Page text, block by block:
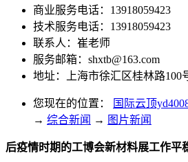
商业服务电话：13918059423
技术服务电话：13918059423
联系人：崔老师
服务邮箱： shxtb@163.com
地址：上海市徐汇区桂林路100
您现在的位置：
国际云顶
→ 综合新闻 → 图片新闻
后疫情时期的工博会新材料展工作平